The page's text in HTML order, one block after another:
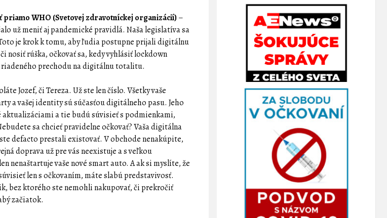
WHO (Svetovej zdravotníckej organizácií)–
už meniť aj pandemické pravidlá. Naša legislatíva sa
je krok k tomu, aby ľudia postupne prijali digitálnu
nosiť rúška, očkovať sa, kedy vyhlásiť lockdown
riadeného prechodu na digitálnu totalitu.
Jozef, či Tereza. Už ste len číslo. Všetky vaše
a vašej identity sú súčasťou digitálneho pasu. Jeho
aktualizáciami a tie budú súvisieť s podmienkami,
sa chcieť pravidelne očkovať? Vaša digitálna
defacto prestali existovať. V obchode nenakúpite,
doprava už pre vás neexistuje a s veľkou
nenaštartuje vaše nové smart auto. A ak si myslíte, že
len s očkovaním, máte slabú predstavivosť.
bez ktorého ste nemohli nakupovať, či prekročiť
začiatok.